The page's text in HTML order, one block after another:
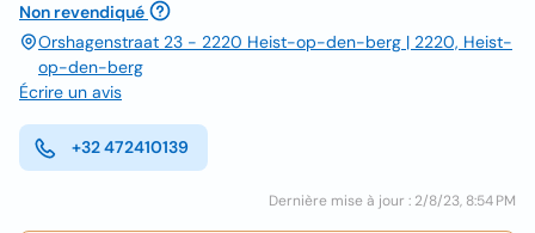
Non revendiqué
Orshagenstraat 23 - 2220 Heist-op-den-berg | 2220, Heist-
op-den-berg
Écrire un avis
+32 472410139
Dernière mise à jour : 2/8/23, 8:54 PM